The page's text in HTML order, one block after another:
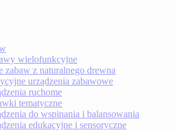
wielofunkcyjne
zabaw z naturalnego drewna
urządzenia zabawowe
ruchome
tematyczne
do wspinania i balansowania
edukacyjne i sensoryczne